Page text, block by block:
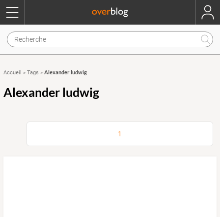
Accueil » Tags » Alexander ludwig
Alexander ludwig
1